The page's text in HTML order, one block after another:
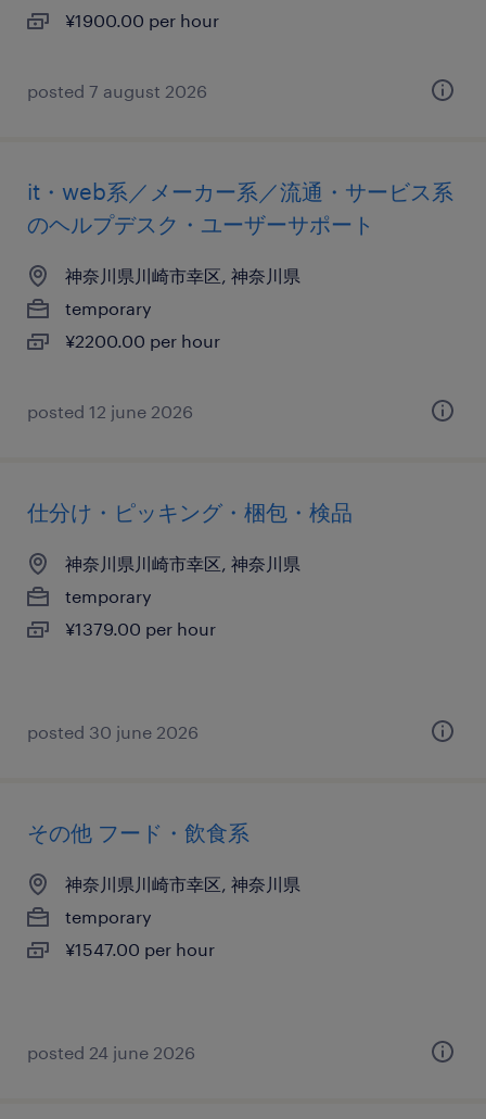
¥1900.00 per hour
posted 7 august 2026
it・web系／メーカー系／流通・サービス系
のヘルプデスク・ユーザーサポート
神奈川県川崎市幸区, 神奈川県
temporary
¥2200.00 per hour
posted 12 june 2026
仕分け・ピッキング・梱包・検品
神奈川県川崎市幸区, 神奈川県
temporary
¥1379.00 per hour
posted 30 june 2026
その他 フード・飲食系
神奈川県川崎市幸区, 神奈川県
temporary
¥1547.00 per hour
posted 24 june 2026